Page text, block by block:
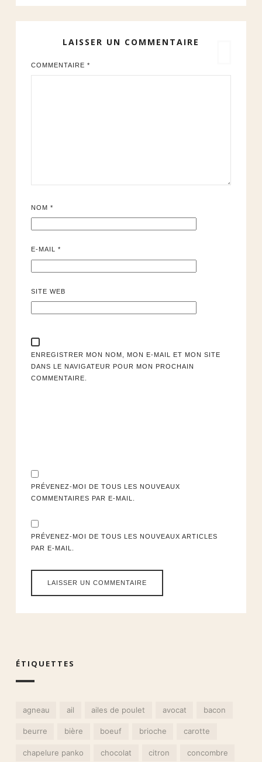
LAISSER UN COMMENTAIRE
COMMENTAIRE *
NOM *
E-MAIL *
SITE WEB
ENREGISTRER MON NOM, MON E-MAIL ET MON SITE
DANS LE NAVIGATEUR POUR MON PROCHAIN
COMMENTAIRE.
PRÉVENEZ-MOI DE TOUS LES NOUVEAUX
COMMENTAIRES PAR E-MAIL.
PRÉVENEZ-MOI DE TOUS LES NOUVEAUX ARTICLES
PAR E-MAIL.
ÉTIQUETTES
agneau ail ailes de poulet avocat bacon
beurre bière boeuf brioche carotte
chapelure panko chocolat citron concombre